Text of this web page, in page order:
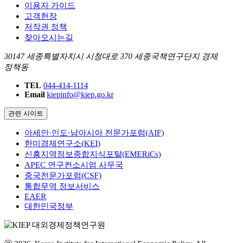
이용자 가이드
고객헌장
저작권 정책
찾아오시는길
30147 세종특별자치시 시청대로 370 세종국책연구단지 경제
정책동
TEL 044-414-1114
Email kiepinfo@kiep.go.kr
관련 사이트
아세안·인도·남아시아 전문가포럼(AIF)
한미경제연구소(KEI)
신흥지역정보종합지식포탈(EMERiCs)
APEC 연구컨소시엄 사무국
중국전문가포럼(CSF)
통합무역 정보서비스
EAER
대한민국정부